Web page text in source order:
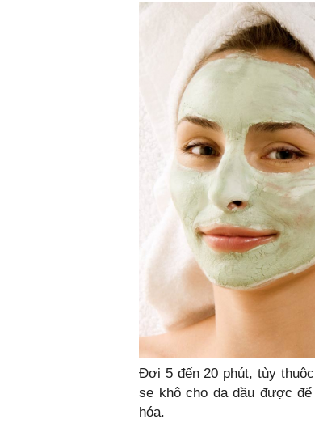
Đợi 5 đến 20 phút, tùy
se khô cho da dầu được
hóa.